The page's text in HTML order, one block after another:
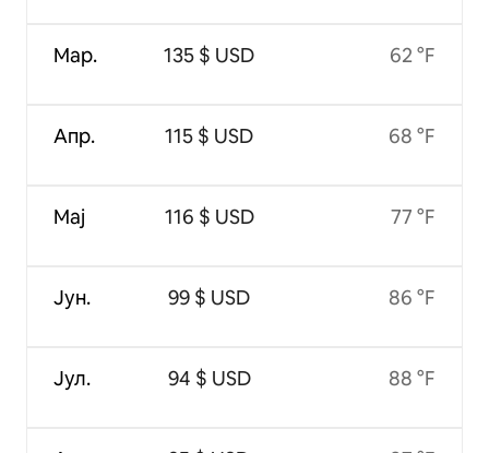
Мар.
Апр.
Мај
Јун.
Јул.
135 $ USD
115 $ USD
116 $ USD
99 $ USD
94 $ USD
62 °F
68 °F
77 °F
86 °F
88 °F